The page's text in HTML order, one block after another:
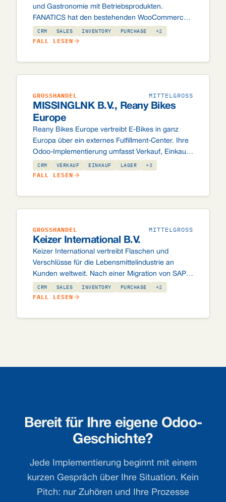
und Gastronomie mit Betriebsprodukten.
FANATICS hat den bestehenden WooCommerce-
Webshop und das Twinfield-Buchhaltungssystem
mit Odoo verbunden – ein operativer Kern, ohne
CRM SALES INVENTORY PURCHASE +2
FALL LESEN
GROSSHANDEL MITTELGROSS
MISSINGLNK B.V., Reany Bikes
Europe
Reany Bikes Europe vertreibt E-Bikes in ganz
Europa über ein externes Fulfillment-Center. Ihre
Odoo-Implementierung umfasst Verkauf, Einkauf,
Lager, eCommerce, Buchhaltung und Helpdesk:
mit EDI-Anbindung an JCL Logistics, DHL-
Konformität und B2B-Rechnungskauf.
CRM VERKAUF EINKAUF LAGER +3
FALL LESEN
GROSSHANDEL MITTELGROSS
Keizer International B.V.
Keizer International vertreibt Flaschen und
Verschlüsse für die Lebensmittelindustrie an
Kunden weltweit. Nach einer Migration von SAP
Business One implementierten sie Odoo als
zentrale Plattform: einschließlich
RMA, komplexe Spediteurrouten und
CRM SALES INVENTORY PURCHASE +2
FALL LESEN
Bereit für Ihre eigene Odoo-
Geschichte?
Jede Implementierung beginnt mit einem
kurzen Gespräch über Ihre Situation. Kein
Pitch: nur Zuhören und Ihre Prozesse